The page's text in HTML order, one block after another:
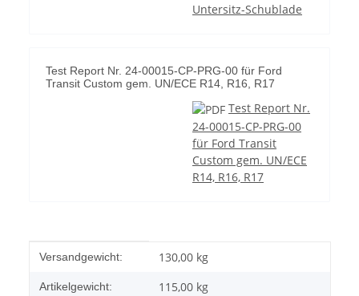
Untersitz-Schublade
Test Report Nr. 24-00015-CP-PRG-00 für Ford
Transit Custom gem. UN/ECE R14, R16, R17
Test Report Nr.
24-00015-CP-PRG-00
für Ford Transit
Custom gem. UN/ECE
R14, R16, R17
Produkteigenschaft
Wert
Versandgewicht: 130,00 kg
Artikelgewicht: 115,00 kg